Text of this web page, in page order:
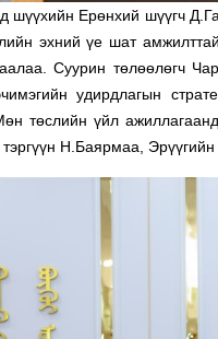
шүүхийн Ерөнхий шүүгч
эхний үе шат
Суурин төлөөлөгч
удирдлагын
төслийн үйл
Н.Баярмаа,